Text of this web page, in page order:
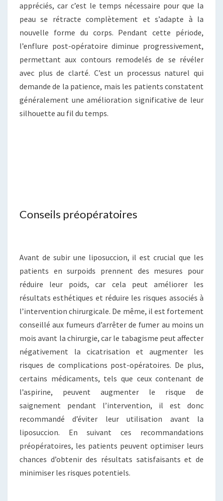
appréciés, car c’est le temps nécessaire pour que la
peau se rétracte complètement et s’adapte à la
nouvelle forme du corps. Pendant cette période,
l’enflure post-opératoire diminue progressivement,
permettant aux contours remodelés de se révéler
avec plus de clarté. C’est un processus naturel qui
demande de la patience, mais les patients constatent
généralement une amélioration significative de leur
silhouette au fil du temps.
Conseils préopératoires
Avant de subir une liposuccion, il est crucial que les
patients en surpoids prennent des mesures pour
réduire leur poids, car cela peut améliorer les
résultats esthétiques et réduire les risques associés à
l’intervention chirurgicale. De même, il est fortement
conseillé aux fumeurs d’arrêter de fumer au moins un
mois avant la chirurgie, car le tabagisme peut affecter
négativement la cicatrisation et augmenter les
risques de complications post-opératoires. De plus,
certains médicaments, tels que ceux contenant de
l’aspirine, peuvent augmenter le risque de
saignement pendant l’intervention, il est donc
recommandé d’éviter leur utilisation avant la
liposuccion. En suivant ces recommandations
préopératoires, les patients peuvent optimiser leurs
chances d’obtenir des résultats satisfaisants et de
minimiser les risques potentiels.